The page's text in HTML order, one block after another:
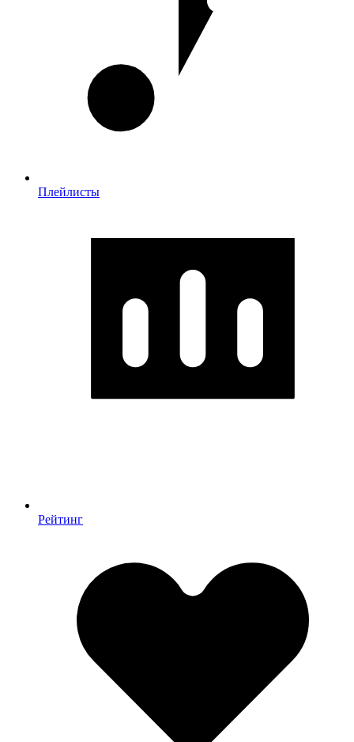
Плейлисты
Рейтинг